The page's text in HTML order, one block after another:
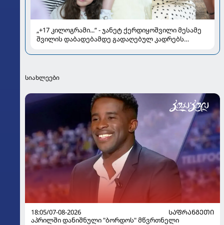
„+17 კილოგრამი...“ - ჯანეტ ქერდიყოშვილი მესამე
შვილის დაბადებამდე გადაღებულ კადრებს
სიახლეები
18:05/07-08-2026
ᲡᲐᲤᲠᲐᲜᲒᲔᲗᲘ
აპრილში დანიშნული "ბორდოს" მწვრთნელი